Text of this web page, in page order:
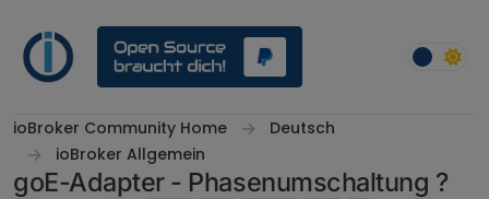
ioBroker Community Home
Deutsch
ioBroker Allgemein
goE-Adapter - Phasenumschaltung ?